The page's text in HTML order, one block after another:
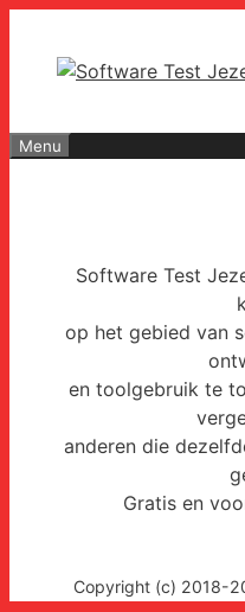
Menu
Software Test
op het gebied van
en toolgebruik te
anderen die
Gratis en
Copyright (c) 2018-